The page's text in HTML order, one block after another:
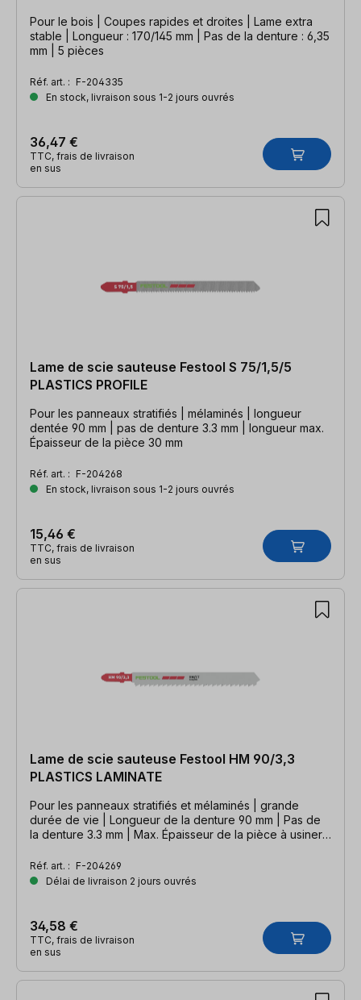
Pour le bois | Coupes rapides et droites | Lame extra
stable | Longueur : 170/145 mm | Pas de la denture : 6,35
mm | 5 pièces
Réf. art. : F-204335
En stock, livraison sous 1-2 jours ouvrés
36,47 €
TTC, frais de livraison
en sus
Lame de scie sauteuse Festool S 75/1,5/5
PLASTICS PROFILE
Pour les panneaux stratifiés | mélaminés | longueur
dentée 90 mm | pas de denture 3.3 mm | longueur max.
Épaisseur de la pièce 30 mm
Réf. art. : F-204268
En stock, livraison sous 1-2 jours ouvrés
15,46 €
TTC, frais de livraison
en sus
Lame de scie sauteuse Festool HM 90/3,3
PLASTICS LAMINATE
Pour les panneaux stratifiés et mélaminés | grande
durée de vie | Longueur de la denture 90 mm | Pas de
la denture 3.3 mm | Max. Épaisseur de la pièce à usiner
Réf. art. : F-204269
Délai de livraison 2 jours ouvrés
34,58 €
TTC, frais de livraison
en sus